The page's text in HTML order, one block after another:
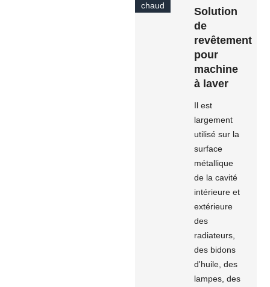
chaud
Solution
de
revêtement
pour
machine
à laver
Il est
largement
utilisé sur la
surface
métallique
de la cavité
intérieure et
extérieure
des
radiateurs,
des bidons
d'huile, des
lampes, des